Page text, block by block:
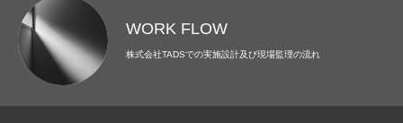
WORK FLOW
株式会社TADSでの実施設計及び現場監理の流れ